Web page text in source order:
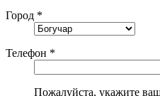
Город *
Телефон *
Пожалуйста, укажите